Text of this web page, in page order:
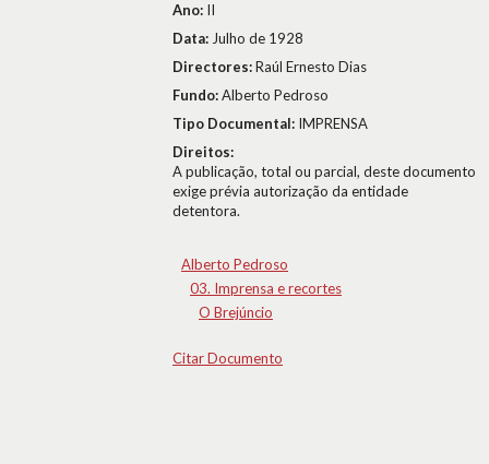
Ano: II
Data: Julho de 1928
Directores:Raúl Ernesto Dias
Fundo:Alberto Pedroso
Tipo Documental: IMPRENSA
Direitos:
A publicação, total ou parcial, deste documento
exige prévia autorização da entidade
detentora.
Alberto Pedroso
03. Imprensa e recortes
O Brejúncio
Citar Documento